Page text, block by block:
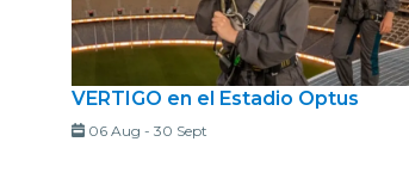
VERTIGO en el Estadio Optus
06 Aug - 30 Sept